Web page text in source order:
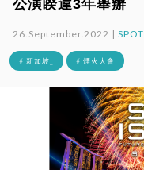
公演睽違3年舉辦
26.September.2022 |SPOT
# 新加坡_ # 煙火大會